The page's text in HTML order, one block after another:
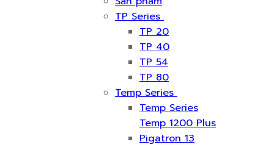
TP Series
TP 20
TP 40
TP 54
TP 80
Temp Series
Temp Series
Temp 1200 Plus
Pigatron 13